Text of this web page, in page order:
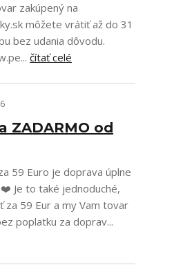
zakúpený na
môžete vrátiť až do 31
bez udania dôvodu.
čítať celé
ZADARMO od
59 Euro je doprava úplne
❤️ Je to také jednoduché,
za 59 Eur a my Vam tovar
poplatku za doprav...